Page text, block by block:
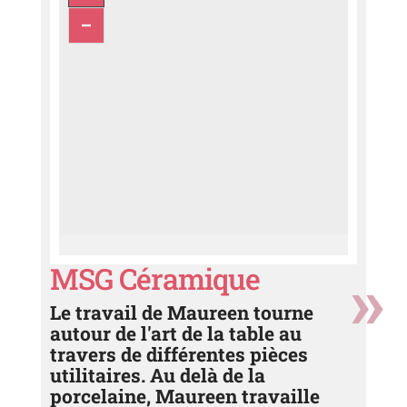
MSG Céramique
Le travail de Maureen tourne
autour de l'art de la table au
travers de différentes pièces
utilitaires. Au delà de la
porcelaine, Maureen travaille